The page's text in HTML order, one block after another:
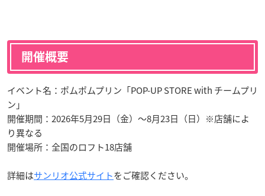
開催概要
イベント名：ポムポムプリン「POP-UP STORE with チームプリ
ン」
開催期間：2026年5月29日（金）〜8月23日（日）※店舗によ
り異なる
開催場所：全国のロフト18店舗
詳細はサンリオ公式サイトをご確認ください。